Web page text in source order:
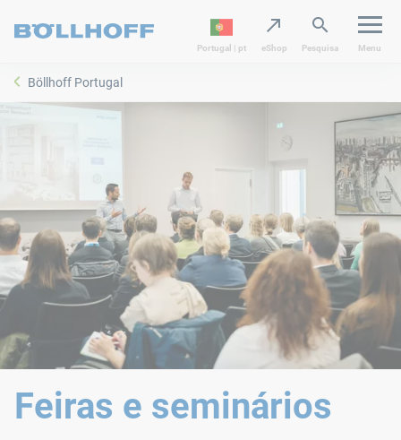
Portugal | pt eShop Pesquisa Menu
Böllhoff Portugal
Feiras e seminários